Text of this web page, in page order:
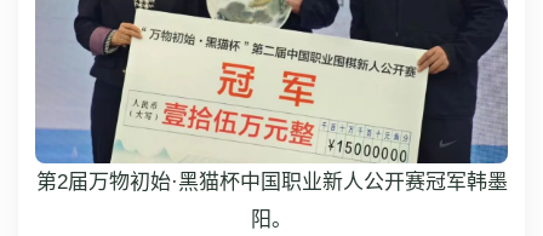
第2届万物初始·黑猫杯中国职业新人公开赛冠军韩墨
阳。